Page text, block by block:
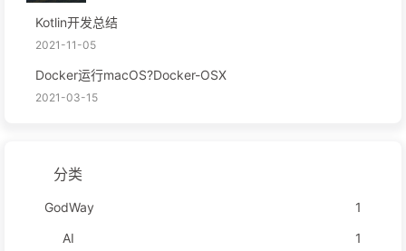
Kotlin开发总结
2021-11-05
Docker运行macOS?Docker-OSX
2021-03-15
分类
GodWay
1
AI
1